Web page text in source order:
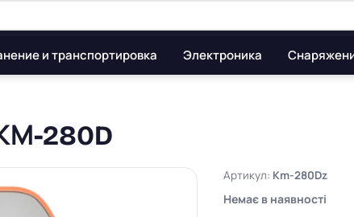
и транспортировка Электроника
280D
Артикул: Km-280Dz
Немає в наявності